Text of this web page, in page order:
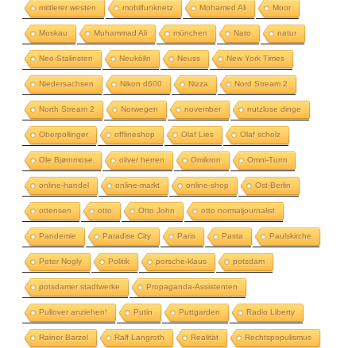
mittlerer westen mobilfunknetz Mohamed Ali Moor
Moskau Muhammad Ali münchen Nato natur
Neo-Stalinsten Neukölln Neuss New York Times
Niedersachsen Nikon d600 Nizza Nord Stream 2
North Stream 2 Norwegen november nutzlose dinge
Oberpollinger offlineshop Olaf Lies Olaf scholz
Ole Bjørnmose oliver herren Omikron Omni-Turm
online-handel online-markt online-shop Ost-Berlin
ottensen otto Otto John otto normaljournalist
Pandemie Paradise City Paris Pasta Paulskirche
Peter Nogly Politik porsche-klaus potsdam
potsdamer stadtwerke Propaganda-Assistenten
Pullover anziehen! Putin Puttgarden Radio Liberty
Rainer Barzel Ralf Langroth Realität Rechtspopulismus